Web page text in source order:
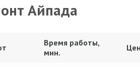
Айпада
Время работы,
мин.